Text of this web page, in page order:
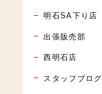
明石SA下り店
出張販売部
西明石店
スタッフブログ